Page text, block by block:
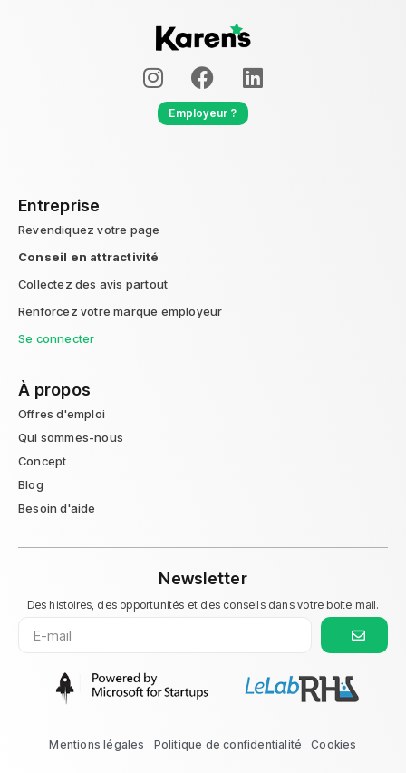
Employeur ?
Entreprise
Revendiquez votre page
Conseil en attractivité
Collectez des avis partout
Renforcez votre marque employeur
Se connecter
À propos
Offres d'emploi
Qui sommes-nous
Concept
Blog
Besoin d'aide
Newsletter
Des histoires, des opportunités et des conseils dans votre boite mail.
Mentions légales Politique de confidentialité Cookies